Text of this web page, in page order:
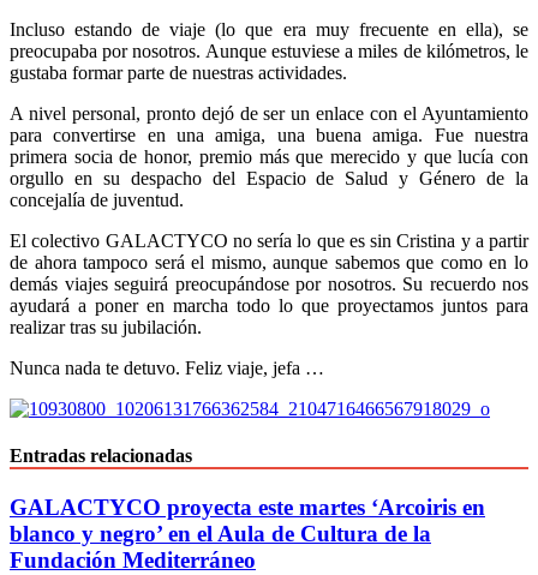
Incluso estando de viaje (lo que era muy frecuente en ella), se
preocupaba por nosotros. Aunque estuviese a miles de kilómetros, le
gustaba formar parte de nuestras actividades.
A nivel personal, pronto dejó de ser un enlace con el Ayuntamiento
para convertirse en una amiga, una buena amiga. Fue nuestra
primera socia de honor, premio más que merecido y que lucía con
orgullo en su despacho del Espacio de Salud y Género de la
concejalía de juventud.
El colectivo GALACTYCO no sería lo que es sin Cristina y a partir
de ahora tampoco será el mismo, aunque sabemos que como en lo
demás viajes seguirá preocupándose por nosotros. Su recuerdo nos
ayudará a poner en marcha todo lo que proyectamos juntos para
realizar tras su jubilación.
Nunca nada te detuvo. Feliz viaje, jefa …
Entradas relacionadas
GALACTYCO proyecta este martes ‘Arcoiris en
blanco y negro’ en el Aula de Cultura de la
Fundación Mediterráneo